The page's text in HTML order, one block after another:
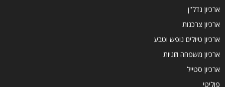
ארכיון נדל''ן
ארכיון צרכנות
ארכיון טיולים נופש וטבע
ארכיון משפחה וזוגיות
ארכיון סטייל
פוליטי